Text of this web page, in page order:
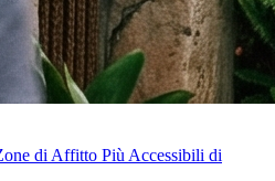
di Affitto Più Accessibili di